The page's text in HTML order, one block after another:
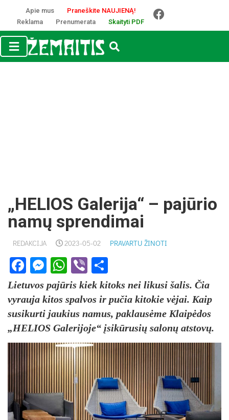
Apie mus
Praneškite NAUJIENĄ!
Reklama
Prenumerata Skaityti PDF
„HELIOS Galerija“ – pajūrio
namų sprendimai
REDAKCIJA 2023-05-02 PRAVARTU ŽINOTI
Facebook
Messenger
WhatsApp
Viber
Lietuvos pajūris kiek kitoks nei likusi šalis. Čia
vyrauja kitos spalvos ir pučia kitokie vėjai. Kaip
susikurti jaukius namus, paklausėme Klaipėdos
„HELIOS Galerijoje“ įsikūrusių salonų atstovų.